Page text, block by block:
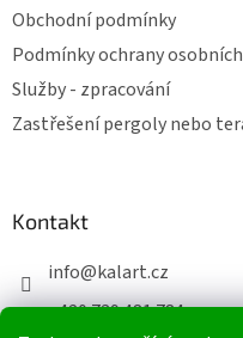
Obchodní podmínky
Podmínky ochrany
Služby - zpracování
Zastřešení pergoly nebo
Kontakt
info@kalart.cz
+420 739 481 784